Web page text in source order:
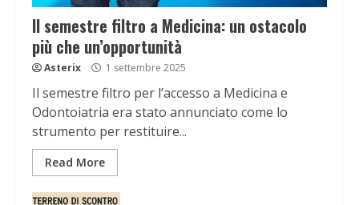
Il semestre filtro a Medicina: un ostacolo
più che un’opportunità
Asterix 1 settembre 2025
Il semestre filtro per l’accesso a Medicina e
Odontoiatria era stato annunciato come lo
strumento per restituire...
Read More